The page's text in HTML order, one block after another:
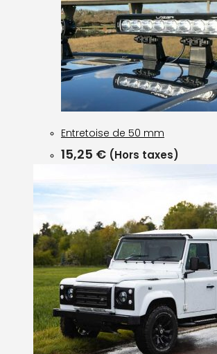
Entretoise de 50 mm
15,25 € (Hors taxes)